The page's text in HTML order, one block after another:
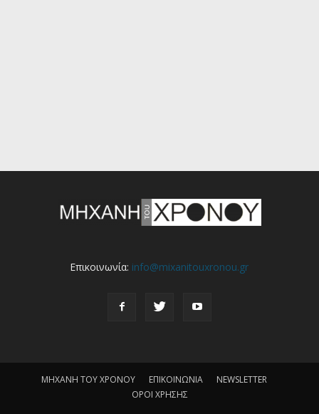
Επικοινωνία: info@mixanitouxronou.gr
ΜΗΧΑΝΗ ΤΟΥ ΧΡΟΝΟΥ ΕΠΙΚΟΙΝΩΝΙΑ
NEWSLETTER
ΟΡΟΙ ΧΡΗΣΗΣ